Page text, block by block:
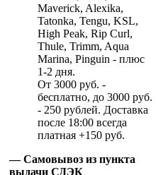
Maverick, Alexika,
Tatonka, Tengu, KSL,
High Peak, Rip Curl,
Thule, Trimm, Aqua
Marina, Pinguin - плюс
1-2 дня.
От 3000 руб. -
бесплатно, до 3000 руб.
- 250 рублей. Доставка
после 18:00 всегда
платная +150 руб.
— Самовывоз из пункта
выдачи СДЭК